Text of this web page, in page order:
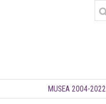
MUSEA 2004-2022